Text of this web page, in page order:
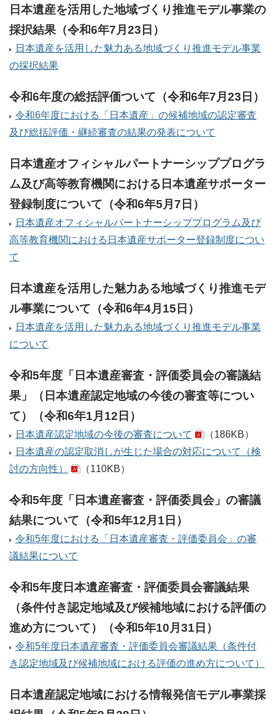
日本遺産を活用した地域づくり推進モデル事業の
採択結果（令和6年7月23日）
日本遺産を活用した魅力ある地域づくり推進モデル事業
の採択結果
令和6年度の総括評価ついて（令和6年7月23日）
令和6年度における「日本遺産」の候補地域の認定審査
及び総括評価・継続審査の結果の発表について
日本遺産オフィシャルパートナーシッププログラ
ム及び高等教育機関における日本遺産サポーター
登録制度について（令和6年5月7日）
日本遺産オフィシャルパートナーシッププログラム及び
高等教育機関における日本遺産サポーター登録制度につい
て
日本遺産を活用した魅力ある地域づくり推進モデ
ル事業について（令和6年4月15日）
日本遺産を活用した魅力ある地域づくり推進モデル事業
について
令和5年度「日本遺産審査・評価委員会の審議結
果」（日本遺産認定地域の今後の審査等につい
て）（令和6年1月12日）
日本遺産認定地域の今後の審査について
（186KB）
日本遺産の認定取消しが生じた場合の対応について（検
討の方向性）
（110KB）
令和5年度「日本遺産審査・評価委員会」の審議
結果について（令和5年12月1日）
令和5年度における「日本遺産審査・評価委員会」の審
議結果について
令和5年度日本遺産審査・評価委員会審議結果
（条件付き認定地域及び候補地域における評価の
進め方について）（令和5年10月31日）
令和5年度日本遺産審査・評価委員会審議結果（条件付
き認定地域及び候補地域における評価の進め方について）
日本遺産認定地域における情報発信モデル事業採